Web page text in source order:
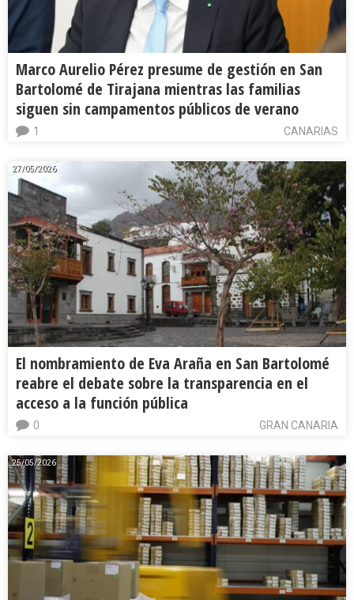
Marco Aurelio Pérez presume de gestión en San
Bartolomé de Tirajana mientras las familias
siguen sin campamentos públicos de verano
CANARIAS
1
27/05/2026
El nombramiento de Eva Araña en San Bartolomé
reabre el debate sobre la transparencia en el
acceso a la función pública
GRAN CANARIA
0
25/05/2026